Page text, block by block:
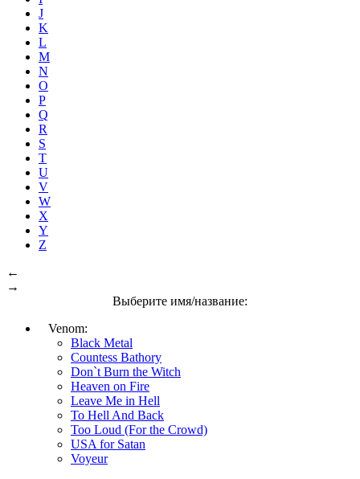
J
K
L
M
N
O
P
Q
R
S
T
U
V
W
X
Y
Z
←
→
Выберите имя/название:
Venom:
Black Metal
Countess Bathory
Don`t Burn the Witch
Heaven on Fire
Leave Me in Hell
To Hell And Back
Too Loud (For the Crowd)
USA for Satan
Voyeur